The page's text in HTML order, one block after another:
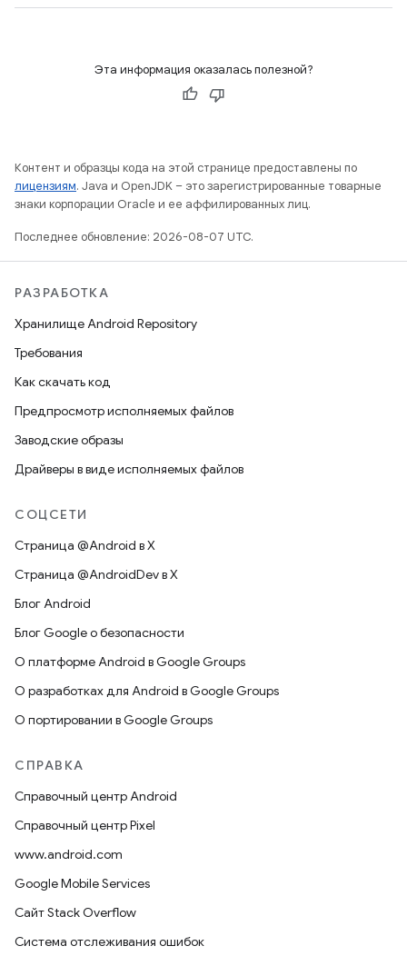
Эта информация оказалась полезной?
Контент и образцы кода на этой странице предоставлены по
лицензиям. Java и OpenJDK – это зарегистрированные товарные
знаки корпорации Oracle и ее аффилированных лиц.
Последнее обновление: 2026-08-07 UTC.
РАЗРАБОТКА
Хранилище Android Repository
Требования
Как скачать код
Предпросмотр исполняемых файлов
Заводские образы
Драйверы в виде исполняемых файлов
СОЦСЕТИ
Страница @Android в X
Страница @AndroidDev в X
Блог Android
Блог Google о безопасности
О платформе Android в Google Groups
О разработках для Android в Google Groups
О портировании в Google Groups
СПРАВКА
Справочный центр Android
Справочный центр Pixel
www.android.com
Google Mobile Services
Сайт Stack Overflow
Система отслеживания ошибок